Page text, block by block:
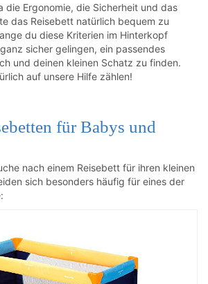
die Ergonomie, die Sicherheit und das
das Reisebett natürlich bequem zu
du diese Kriterien im Hinterkopf
sicher gelingen, ein passendes
und deinen kleinen Schatz zu finden.
auf unsere Hilfe zählen!
für Babys und
nach einem Reisebett für ihren kleinen
sich besonders häufig für eines der